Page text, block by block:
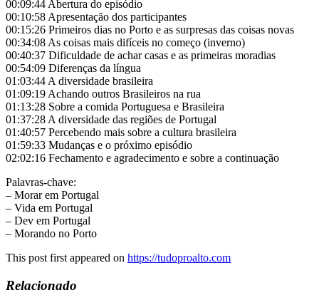
00:09:44 Abertura do episódio
00:10:58 Apresentação dos participantes
00:15:26 Primeiros dias no Porto e as surpresas das coisas novas
00:34:08 As coisas mais difíceis no começo (inverno)
00:40:37 Dificuldade de achar casas e as primeiras moradias
00:54:09 Diferenças da língua
01:03:44 A diversidade brasileira
01:09:19 Achando outros Brasileiros na rua
01:13:28 Sobre a comida Portuguesa e Brasileira
01:37:28 A diversidade das regiões de Portugal
01:40:57 Percebendo mais sobre a cultura brasileira
01:59:33 Mudanças e o próximo episódio
02:02:16 Fechamento e agradecimento e sobre a continuação
Palavras-chave:
– Morar em Portugal
– Vida em Portugal
– Dev em Portugal
– Morando no Porto
This post first appeared on https://tudoproalto.com
Relacionado